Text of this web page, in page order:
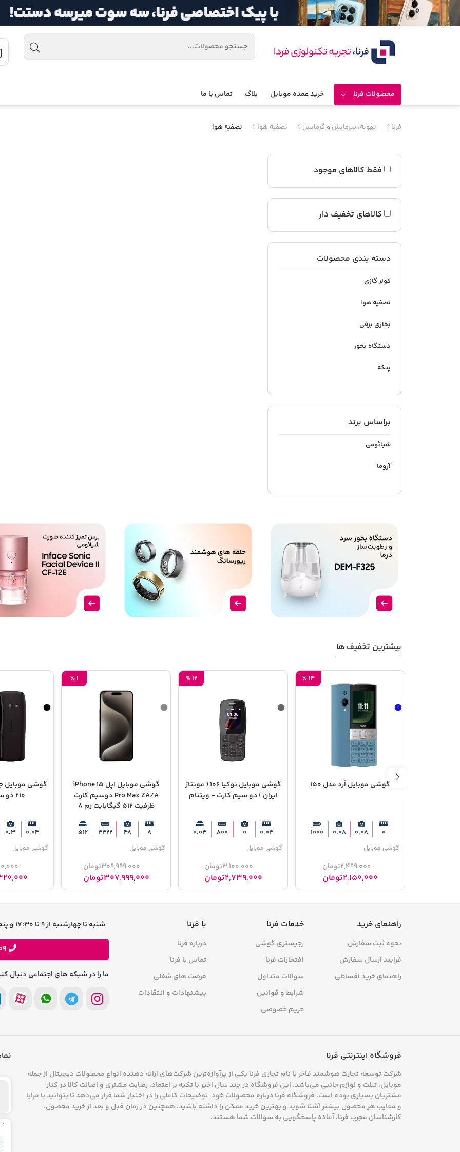
محصولات فرنا خرید عمده موبایل بلاگ تماس با ما
فرنا تهویه، سرمایش و گرمایش تصفیه هوا تصفیه هوا
فقط کالاهای موجود
کالاهای تخفیف دار
دسته بندی محصولات
کولر گازی
تصفیه هوا
بخاری برقی
دستگاه بخور
پنکه
براساس برند
شیائومی
آروما
بیشترین تخفیف ها
گوشی موبایل اُرد مدل 150
0
0.08
0.08
1000
گوشی موبایل
2,499,000تومان
2,150,000تومان
14
%
گوشی موبایل نوکیا 106 ( مونتاژ
ایران ) دو سیم‌ کارت - ویتنام
0.04
0
800
0.04
گوشی موبایل
3,100,000تومان
2,739,000تومان
12
%
گوشی موبایل اپل iPhone 15
Pro Max ZA/A دوسیم کارت
ظرفیت 512 گیگابایت رم 8
شده
8
48
4422
512
گوشی موبایل
309,999,000تومان
307,999,000تومان
1
%
گوشی موبایل
210 دو سیم کارت
0.04
0.3
گوشی موبایل
راهنمای خرید
نحوه ثبت سفارش
فرایند ارسال سفارش
راهنمای خرید اقساطی
خدمات فرنا
رجیستری گوشی
افتخارات فرنا
سوالات متداول
شرایط و قوانین
حریم خصوصی
با فرنا
درباره فرنا
تماس با فرنا
فرصت های شغلی
پیشنهادات و انتقادات
شنبه تا چهارشنبه از 9 تا 17:30 و پنجشنبه ها 9 تا 13 پاسخگوی شما هستیم
ما را در شبکه های اجتماعی دنبال
فروشگاه اینترنتی فرنا
شرکت توسعه تجارت هوشمند فاخر با نام تجاری فرنا یکی از پرآوازه‌ترین شرکت‌های ارائه دهنده انواع محصولات دیجیتال از جمله
موبایل، تبلت و لوازم جانبی می‌باشد. این فروشگاه در چند سال اخیر با تکیه بر اعتماد، رضایت مشتری و اصالت کالا در کنار
مشتریان بسیاری بوده است. فروشگاه فرنا درباره محصولات خود، توضیحات کاملی را در اختیار شما قرار می‌دهد تا بتوانید با مزایا
و معایب هر محصول بیشتر آشنا شوید و بهترین خرید ممکن را داشته باشید. همچنین در زمان قبل و بعد از خرید محصول،
کارشناسان مجرب فرنا، آماده پاسخگویی به سوالات شما هستند.